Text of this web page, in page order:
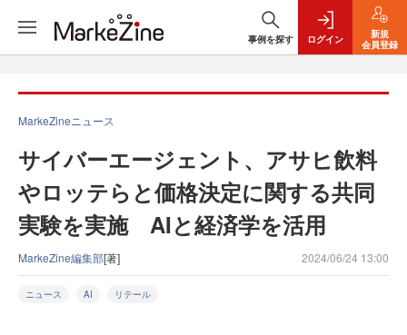
事例を探す ログイン
新規
会員登録
MarkeZineニュース
サイバーエージェント、アサヒ飲料
やロッテらと価格決定に関する共同
実験を実施 AIと経済学を活用
MarkeZine編集部[著] 2024/06/24 13:00
ニュース AI リテール